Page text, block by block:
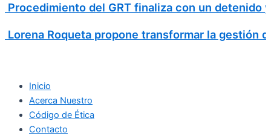
Procedimiento del GRT finaliza con un detenido
Lorena Roqueta propone transformar la gestión
Inicio
Acerca Nuestro
Código de Ética
Contacto